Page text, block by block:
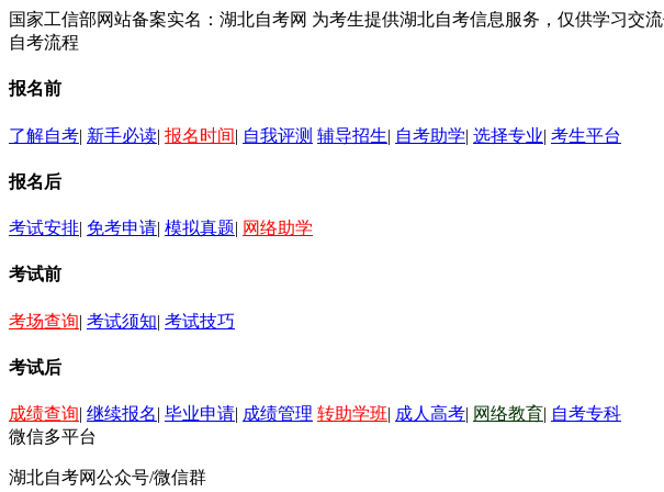
国家工信部网站备案实名：湖北自考网 为考生提供湖北自考信息服务，仅供学习交
自考流程
报名前
了解自考| 新手必读| 报名时间| 自我评测 辅导招生| 自考助学| 选择专业| 考生平台
报名后
考试安排| 免考申请| 模拟真题| 网络助学
考试前
考场查询| 考试须知| 考试技巧
考试后
成绩查询| 继续报名| 毕业申请| 成绩管理 转助学班| 成人高考| 网络教育| 自考专科
微信多平台
湖北自考网公众号/微信群